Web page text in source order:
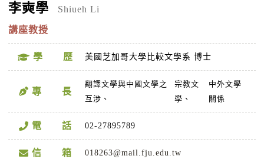
李奭學 Shiueh Li
講座教授
學 歷 美國芝加哥大學比較文學系 博士
專 長
翻譯文學與中國文學之
互涉、
宗教文
學、
中外文學
關係
電 話 02-27895789
信 箱 018263@mail.fju.edu.tw